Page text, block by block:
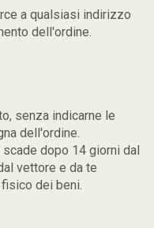
a qualsiasi indirizzo
dell'ordine.
senza indicarne le
dell'ordine.
dopo 14 giorni dal
vettore e da te
dei beni.